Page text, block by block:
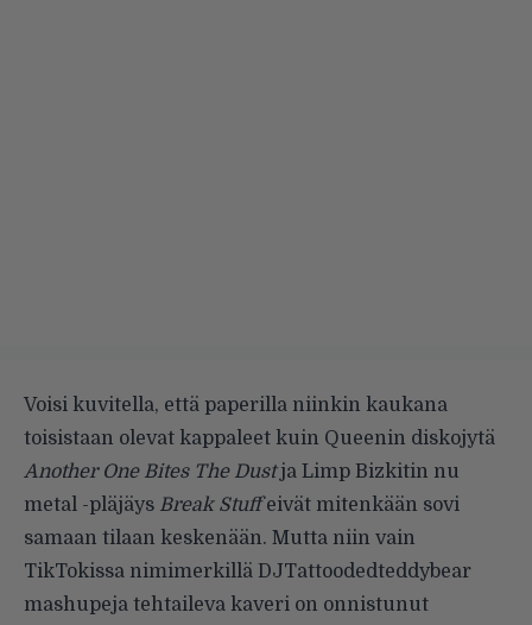
Voisi kuvitella, että paperilla niinkin kaukana
toisistaan olevat kappaleet kuin Queenin diskojytä
Another One Bites The Dustja Limp Bizkitin nu
metal -pläjäys Break Stuffeivät mitenkään sovi
samaan tilaan keskenään. Mutta niin vain
TikTokissa nimimerkillä DJTattoodedteddybear
mashupeja tehtaileva kaveri on onnistunut